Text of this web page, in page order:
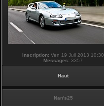
Inscription: Ven 19 Juil 2013 10:30
Messages: 3357
Haut
Nan's25